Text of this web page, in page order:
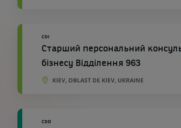
CDI
Старший персональний
бізнесу Відділення 963
KIEV, OBLAST DE KIEV, UKRAINE
CDD